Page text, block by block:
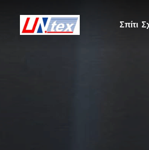
Σπίτι